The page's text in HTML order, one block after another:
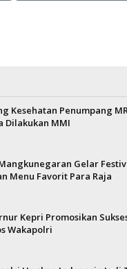
Kesehatan Penumpang
Dilakukan MMI
Gelar
Menu Favorit Para Raja
Kepri Promosikan
Wakapolri